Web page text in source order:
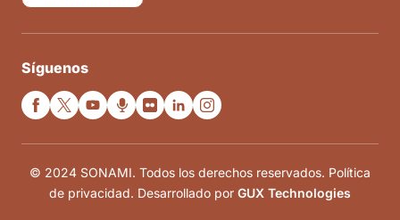
Síguenos
© 2024 SONAMI. Todos los derechos reservados. Política
de privacidad. Desarrollado por GUX Technologies